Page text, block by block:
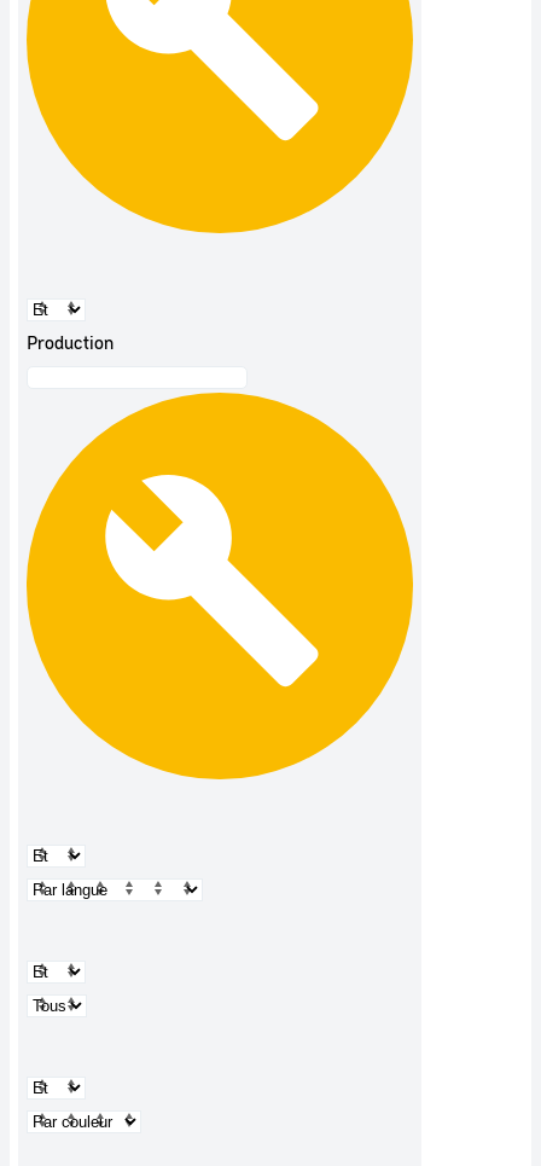
Production